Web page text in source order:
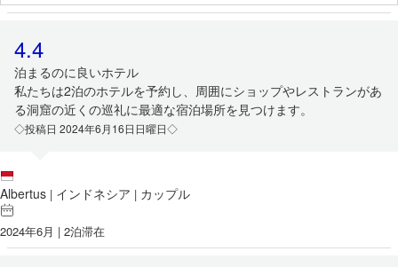
4.4
泊まるのに良いホテル
私たちは2泊のホテルを予約し、周囲にショップやレストランがあ
る洞窟の近くの巡礼に最適な宿泊場所を見つけます。
◇投稿日 2024年6月16日日曜日◇
Albertus | インドネシア | カップル
2024年6月 | 2泊滞在